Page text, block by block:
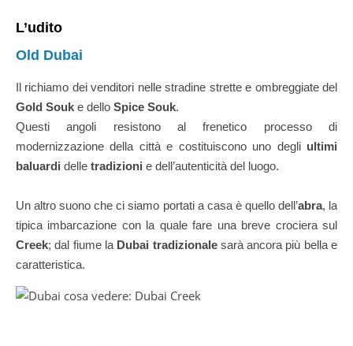
L’udito
Old Dubai
Il richiamo dei venditori nelle stradine strette e ombreggiate del
Gold Souk e dello Spice Souk.
Questi angoli resistono al frenetico processo di
modernizzazione della città e costituiscono uno degli ultimi
baluardi delle tradizioni e dell’autenticità del luogo.
Un altro suono che ci siamo portati a casa è quello dell’abra, la
tipica imbarcazione con la quale fare una breve crociera sul
Creek; dal fiume la Dubai tradizionalesarà ancora più bella e
caratteristica.